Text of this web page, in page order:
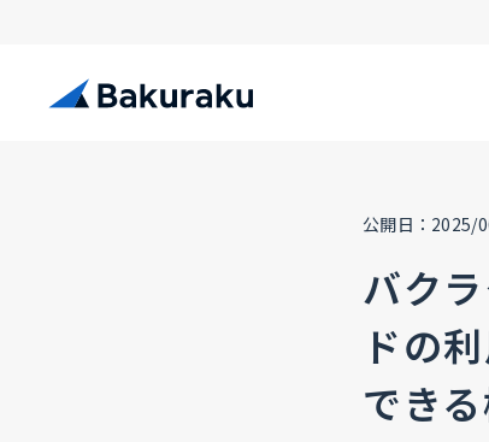
公開日：2025/
バク
ドの
でき